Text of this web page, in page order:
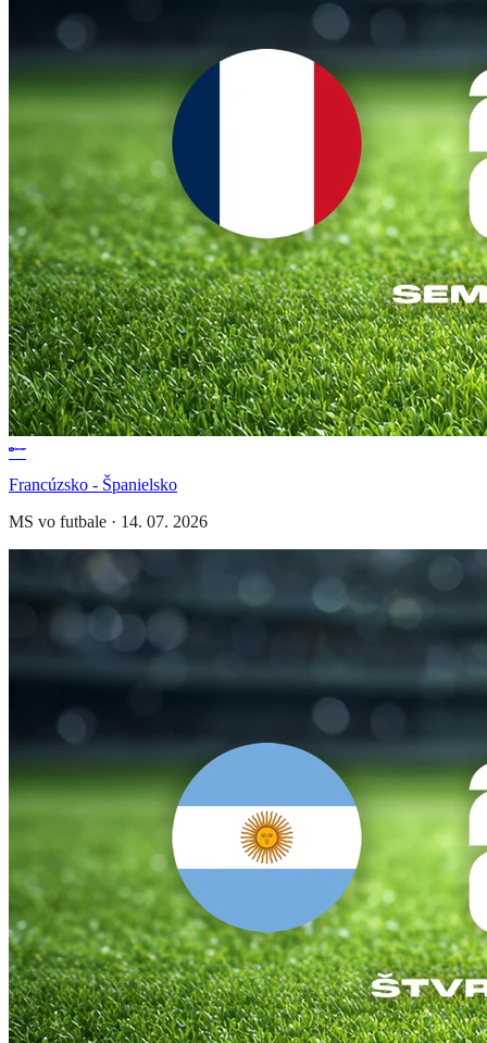
Francúzsko - Španielsko
MS vo futbale · 14. 07. 2026